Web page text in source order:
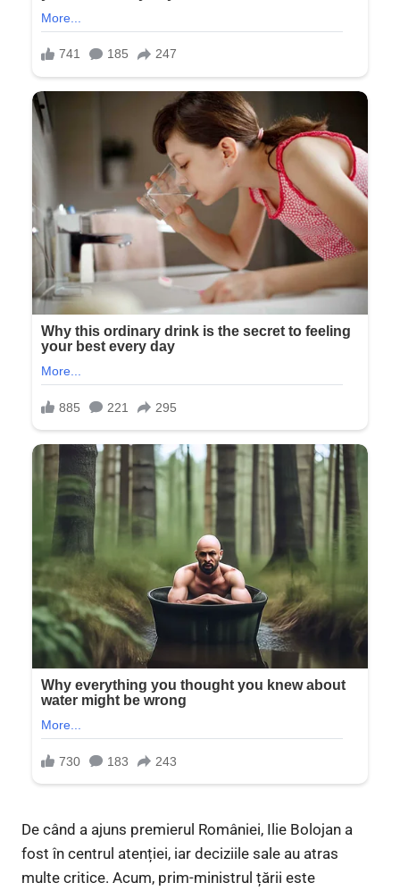
De când a ajuns premierul României, Ilie Bolojan a
fost în centrul atenției, iar deciziile sale au atras
multe critice. Acum, prim-ministrul țării este